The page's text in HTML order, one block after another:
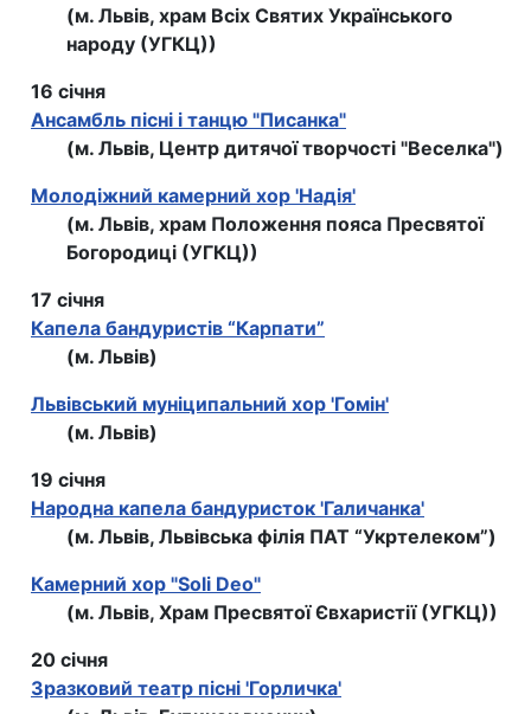
(м. Львів, храм Всіх Святих Українського
народу (УГКЦ))
16 січня
Ансамбль пісні і танцю "Писанка"
(м. Львів, Центр дитячої творчості "Веселка")
Молодіжний камерний хор 'Надія'
(м. Львів, храм Положення пояса Пресвятої
Богородиці (УГКЦ))
17 січня
Капела бандуристів “Карпати”
(м. Львів)
Львівський муніципальний хор 'Гомін'
(м. Львів)
19 січня
Народна капела бандуристок 'Галичанка'
(м. Львів, Львівська філія ПАТ “Укртелеком”)
Камерний хор "Soli Deo"
(м. Львів, Храм Пресвятої Євхаристії (УГКЦ))
20 січня
Зразковий театр пісні 'Горличка'